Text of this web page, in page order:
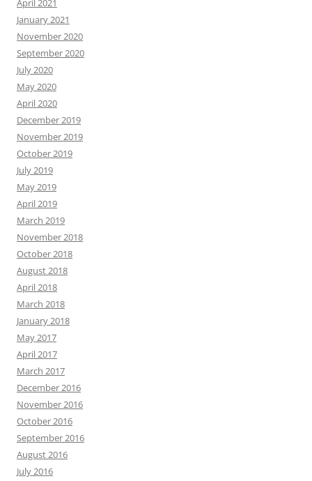
April 2021
January 2021
November 2020
September 2020
July 2020
May 2020
April 2020
December 2019
November 2019
October 2019
July 2019
May 2019
April 2019
March 2019
November 2018
October 2018
August 2018
April 2018
March 2018
January 2018
May 2017
April 2017
March 2017
December 2016
November 2016
October 2016
September 2016
August 2016
July 2016